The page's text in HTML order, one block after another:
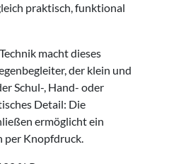
praktisch, funktional
macht dieses
der klein und
Schul-, Hand- oder
Detail: Die
ermöglicht ein
per Knopfdruck.